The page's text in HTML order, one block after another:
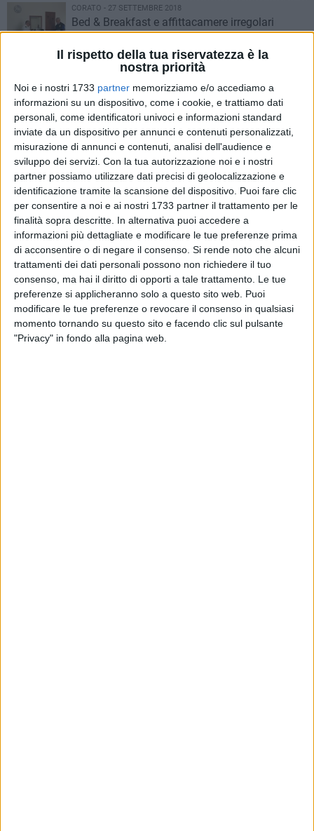
Il rispetto della tua riservatezza è la
nostra priorità
Noi e i nostri 1733 partner memorizziamo e/o accediamo a
informazioni su un dispositivo, come i cookie, e trattiamo dati
personali, come identificatori univoci e informazioni standard
inviate da un dispositivo per annunci e contenuti personalizzati,
misurazione di annunci e contenuti, analisi dell'audience e
sviluppo dei servizi. Con la tua autorizzazione noi e i nostri
partner possiamo utilizzare dati precisi di geolocalizzazione e
identificazione tramite la scansione del dispositivo. Puoi fare clic
per consentire a noi e ai nostri 1733 partner il trattamento per le
finalità sopra descritte. In alternativa puoi accedere a
informazioni più dettagliate e modificare le tue preferenze prima
di acconsentire o di negare il consenso. Si rende noto che alcuni
trattamenti dei dati personali possono non richiedere il tuo
consenso, ma hai il diritto di opporti a tale trattamento. Le tue
preferenze si applicheranno solo a questo sito web. Puoi
modificare le tue preferenze o revocare il consenso in qualsiasi
momento tornando su questo sito e facendo clic sul pulsante
"Privacy" in fondo alla pagina web.
CORATO - 27 SETTEMBRE 2018
Bed & Breakfast e affittacamere irregolari
anche a Corato. Evasione per 1 milione e
mezzo
CORATO - 26 SETTEMBRE 2018
Assalto a stazione di servizio, vigilanti
recuperano parte della refurtiva
CORATO - 25 SETTEMBRE 2018
Incidente su cantiere, in ospedale 53enne
CORATO - 21 SETTEMBRE 2018
Svaligia negozio di abbigliamento con auto
rubata a Corato, bloccato dai vigilanti
CORATO - 20 SETTEMBRE 2018
Incidente domestico, donna soccorsa dai vigili
del fuoco
CORATO - 20 SETTEMBRE 2018
Incidente a Sammichele di Bari, coinvolto un